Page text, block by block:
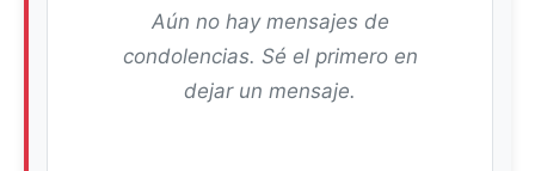
Aún no hay mensajes de
condolencias. Sé el primero en
dejar un mensaje.